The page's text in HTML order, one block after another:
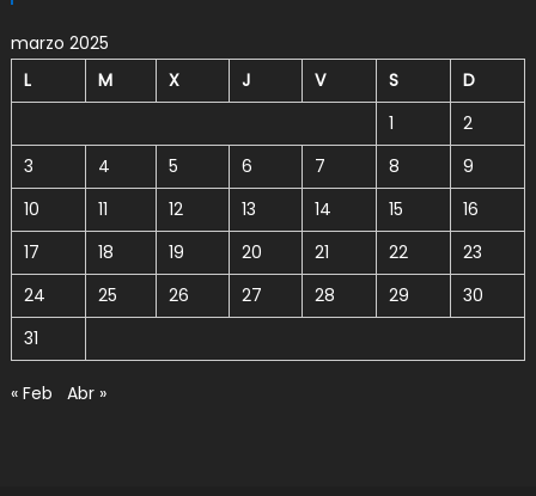
marzo 2025
L
M X J V S
D
1
2
3
4 5 6 7 8
9
10
11 12 13 14 15
16
17
18 19 20 21 22
23
24
25 26 27 28 29
30
31
« Feb Abr »